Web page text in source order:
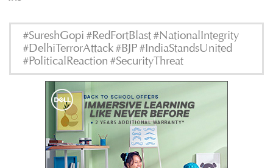
#SureshGopi #RedFortBlast #NationalIntegrity
#DelhiTerrorAttack #BJP #IndiaStandsUnited
#PoliticalReaction #SecurityThreat